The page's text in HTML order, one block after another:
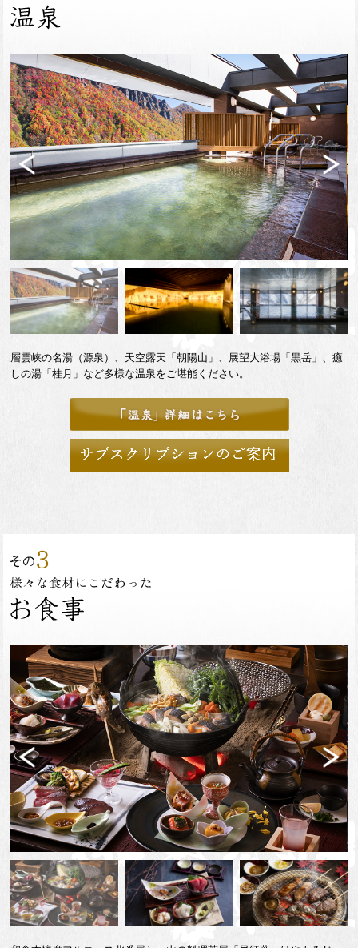
Previ
ous
Next
層雲峡の名湯（源泉）、天空露天「朝陽山」、展望大浴場「黒岳」、癒
しの湯「桂月」など多様な温泉をご堪能ください。
Previ
ous
Next